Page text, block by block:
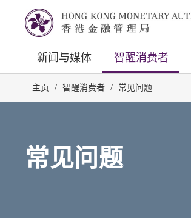
新闻与媒体 智醒消费者
主页 / 智醒消费者 / 常见问题
常见问题